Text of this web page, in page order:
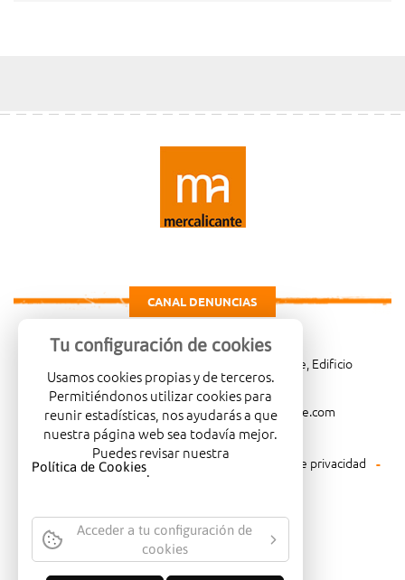
CANAL DENUNCIAS
Carretera de Madrid Km. 4, 03114 Alicante, Edificio
Administrativo, planta 3ª
966081001
merca@mercalicante.com
Aviso legal Política de cookies
Política de privacidad
Política medioambiental
EMPRESA CERTIFICADA CON EL
Tu configuración de cookies
Usamos cookies propias y de terceros.
Permitiéndonos utilizar cookies para
reunir estadísticas, nos ayudarás a que
nuestra página web sea todavía mejor.
Puedes revisar nuestra
Política de Cookies.
Acceder a tu configuración de
cookies